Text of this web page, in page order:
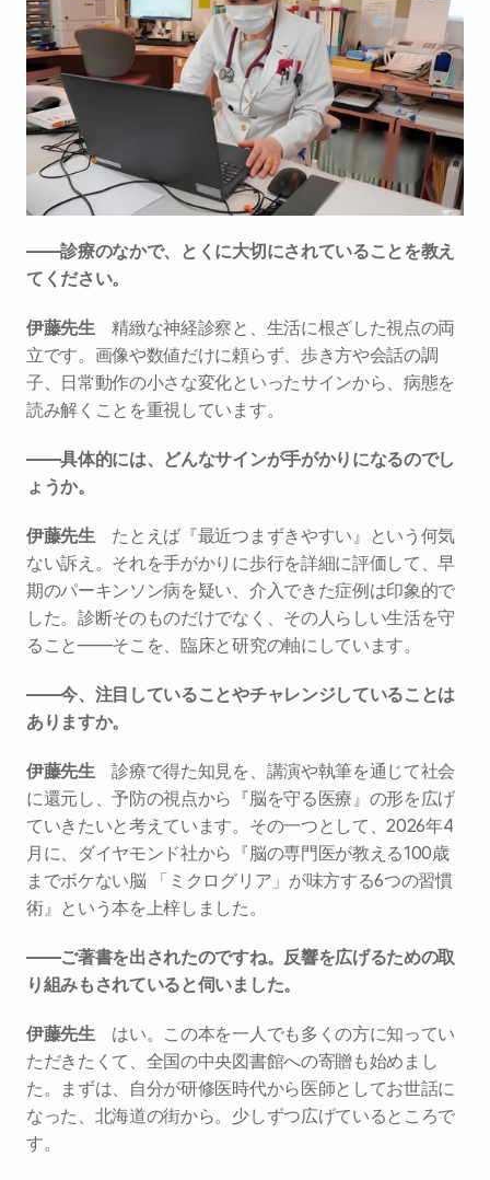
――診療のなかで、とくに大切にされていることを教え
てください。
伊藤先生 精緻な神経診察と、生活に根ざした視点の両
立です。画像や数値だけに頼らず、歩き方や会話の調
子、日常動作の小さな変化といったサインから、病態を
読み解くことを重視しています。
――具体的には、どんなサインが手がかりになるのでし
ょうか。
伊藤先生 たとえば『最近つまずきやすい』という何気
ない訴え。それを手がかりに歩行を詳細に評価して、早
期のパーキンソン病を疑い、介入できた症例は印象的で
した。診断そのものだけでなく、その人らしい生活を守
ること――そこを、臨床と研究の軸にしています。
――今、注目していることやチャレンジしていることは
ありますか。
伊藤先生 診療で得た知見を、講演や執筆を通じて社会
に還元し、予防の視点から『脳を守る医療』の形を広げ
ていきたいと考えています。その一つとして、2026年4
月に、ダイヤモンド社から『脳の専門医が教える100歳
までボケない脳 「ミクログリア」が味方する6つの習慣
術』という本を上梓しました。
――ご著書を出されたのですね。反響を広げるための取
り組みもされていると伺いました。
伊藤先生 はい。この本を一人でも多くの方に知ってい
ただきたくて、全国の中央図書館への寄贈も始めまし
た。まずは、自分が研修医時代から医師としてお世話に
なった、北海道の街から。少しずつ広げているところで
す。